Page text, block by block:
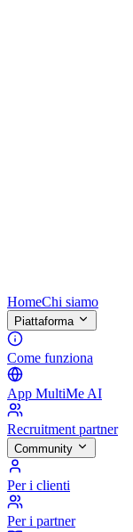
HomeChi siamo
Piattaforma
Come funziona
App MultiMe AI
Recruitment partner
Community
Per i clienti
Per i partner